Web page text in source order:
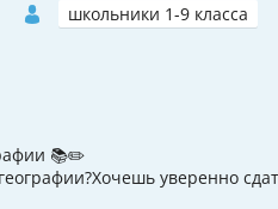
школьники 1-9 класса
📚✏️
уверенно